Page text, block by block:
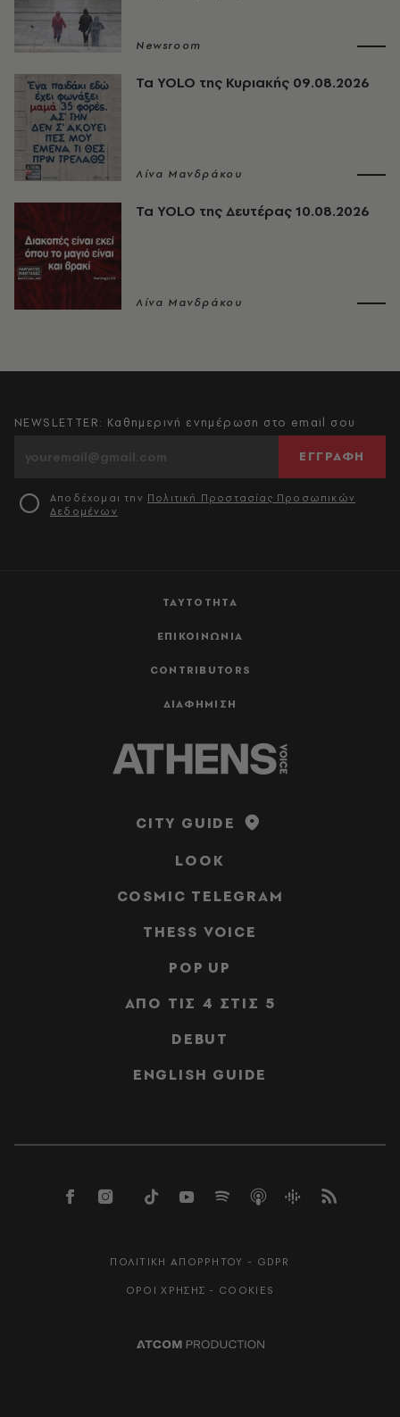
Newsroom
Τα YOLO της Κυριακής 09.08.2026
Λίνα Μανδράκου
Τα YOLO της Δευτέρας 10.08.2026
Λίνα Μανδράκου
ΤΑΥΤΟΤΗΤΑ
ΕΠΙΚΟΙΝΩΝΙΑ
CONTRIBUTORS
ΔΙΑΦΗΜΙΣΗ
NEWSLETTER: Καθημερινή ενημέρωση στο email σου
ΕΓΓΡΑΦΗ
Αποδέχομαι την Πολιτική Προστασίας Προσωπικών
Δεδομένων
CITY GUIDE
LOOK
COSMIC TELEGRAM
THESS VOICE
POP UP
ΑΠΟ ΤΙΣ 4 ΣΤΙΣ 5
DEBUT
ENGLISH GUIDE
ΠΟΛΙΤΙΚΗ ΑΠΟΡΡΗΤΟΥ - GDPR
ΟΡΟΙ ΧΡΗΣΗΣ - COOKIES